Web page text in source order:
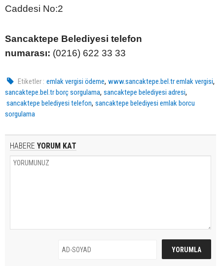
Caddesi No:2
Sancaktepe Belediyesi telefon
numarası: (0216) 622 33 33
Etiketler : emlak vergisi ödeme,www.sancaktepe.bel.tr emlak vergisi,
sancaktepe.bel.tr borç sorgulama, sancaktepe belediyesi adresi,
sancaktepe belediyesi telefon, sancaktepe belediyesi emlak borcu
sorgulama
HABERE YORUM KAT